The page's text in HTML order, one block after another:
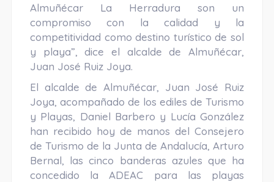
Almuñécar La Herradura son un
compromiso con la calidad y la
competitividad como destino turístico de sol
y playa”, dice el alcalde de Almuñécar,
Juan José Ruiz Joya.
El alcalde de Almuñécar, Juan José Ruiz
Joya, acompañado de los ediles de Turismo
y Playas, Daniel Barbero y Lucía González
han recibido hoy de manos del Consejero
de Turismo de la Junta de Andalucía, Arturo
Bernal, las cinco banderas azules que ha
concedido la ADEAC para las playas